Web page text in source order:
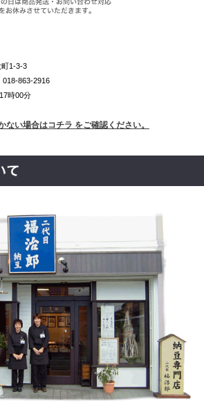
1-3-3
018-863-2916
時00分
い場合はコチラ をご確認ください。